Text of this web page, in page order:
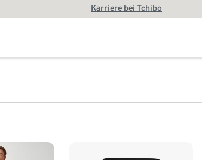
Karriere bei Tchibo